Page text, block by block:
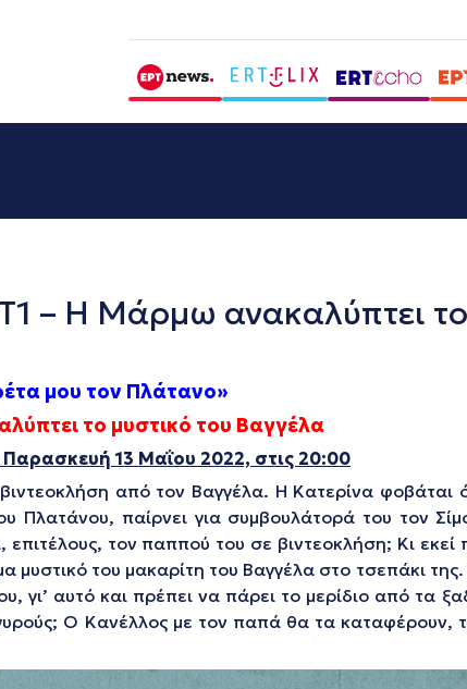
– Η Μάρμω ανακαλύπτει
μου τον Πλάτανο»
το μυστικό του Βαγγέλα
13 Μαΐου 2022, στις 20:00
από τον Βαγγέλα. Η Κατερίνα
παίρνει για συμβουλάτορά του τον
επιτέλους, τον παππού του σε βιντεοκλήση; Κι
του μακαρίτη του Βαγγέλα στο τσεπάκι
γι’ αυτό και πρέπει να πάρει το μερίδιο από τα
Ο Κανέλλος με τον παπά θα τα καταφέρουν,